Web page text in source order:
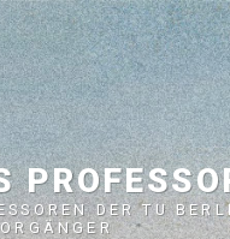
DER TU